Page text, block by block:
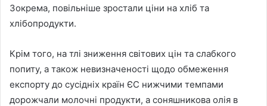
Зокрема, повільніше зростали ціни на хліб та
хлібопродукти.
Крім того, на тлі зниження світових цін та слабкого
попиту, а також невизначеності щодо обмеження
експорту до сусідніх країн ЄС нижчими темпами
дорожчали молочні продукти, а соняшникова олія в